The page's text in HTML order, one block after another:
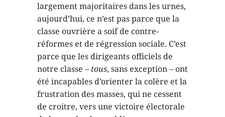
largement majoritaires dans les urnes,
aujourd’hui, ce n’est pas parce que la
classe ouvrière a soif de contre-
réformes et de régression sociale. C’est
parce que les dirigeants officiels de
notre classe – tous, sans exception – ont
été incapables d’orienter la colère et la
frustration des masses, qui ne cessent
de croitre, vers une victoire électorale